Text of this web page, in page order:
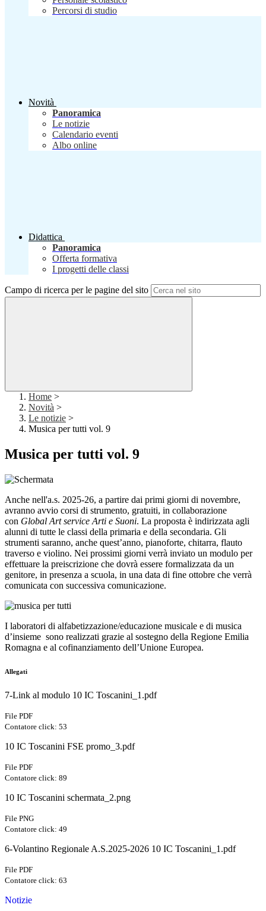
Percorsi di studio
Novità
Panoramica
Le notizie
Calendario eventi
Albo online
Didattica
Panoramica
Offerta formativa
I progetti delle classi
Campo di ricerca per le pagine del sito
Home >
Novità >
Le notizie >
Musica per tutti vol. 9
Musica per tutti vol. 9
Anche nell'a.s. 2025-26, a partire dai primi giorni di novembre,
avranno avvio corsi di strumento, gratuiti, in collaborazione
con Global Art service Arti e Suoni. La proposta è indirizzata agli
alunni di tutte le classi della primaria e della secondaria. Gli
strumenti saranno, anche quest’anno, pianoforte, chitarra, flauto
traverso e violino. Nei prossimi giorni verrà inviato un modulo per
effettuare la preiscrizione che dovrà essere formalizzata da un
genitore, in presenza a scuola, in una data di fine ottobre che verrà
comunicata con successiva comunicazione.
I laboratori di alfabetizzazione/educazione musicale e di musica
d’insieme sono realizzati grazie al sostegno della Regione Emilia
Romagna e al cofinanziamento dell’Unione Europea.
Allegati
7-Link al modulo 10 IC Toscanini_1.pdf
File PDF
Contatore click: 53
10 IC Toscanini FSE promo_3.pdf
File PDF
Contatore click: 89
10 IC Toscanini schermata_2.png
File PNG
Contatore click: 49
6-Volantino Regionale A.S.2025-2026 10 IC Toscanini_1.pdf
File PDF
Contatore click: 63
Notizie